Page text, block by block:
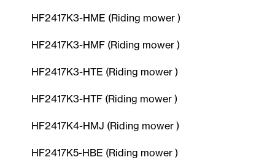
HF2417K3-HME (Riding mower )
HF2417K3-HMF (Riding mower )
HF2417K3-HTE (Riding mower )
HF2417K3-HTF (Riding mower )
HF2417K4-HMJ (Riding mower )
HF2417K5-HBE (Riding mower )